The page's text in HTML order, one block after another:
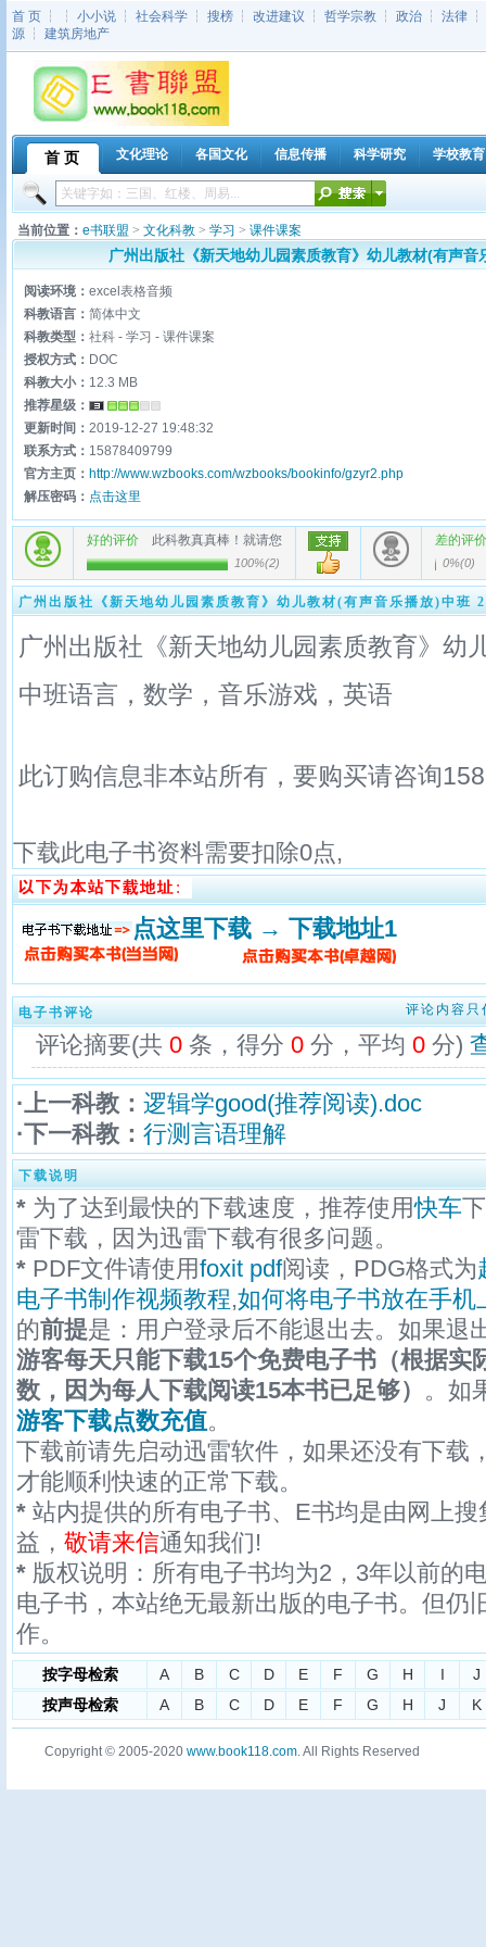
首 页 ┆ ┆ 小小说 ┆ 社会科学 ┆ 搜榜 ┆ 改进建议 ┆ 哲学宗教 ┆ 政治 ┆ 法律 ┆
源 ┆ 建筑房地产
首 页 文化理论 各国文化 信息传播 科学研究 学校教育
当前位置： e书联盟 > 文化科教 > 学习 > 课件课案
广州出版社《新天地幼儿园素质教育》幼儿教材(有声音
阅读环境： excel表格音频
科教语言： 简体中文
科教类型： 社科 - 学习 - 课件课案
授权方式： DOC
科教大小： 12.3 MB
推荐星级：
更新时间： 2019-12-27 19:48:32
联系方式： 15878409799
官方主页： http://www.wzbooks.com/wzbooks/bookinfo/gzyr2.php
解压密码： 点击这里
好的评价 此科教真真棒！就请您
100%(2)
差的评价
0%(0)
广州出版社《新天地幼儿园素质教育》幼儿教材(有声音乐播放)中班
广州出版社《新天地幼儿园素质教育》幼
中班语言，数学，音乐游戏，英语
此订购信息非本站所有，要购买请咨询
下载此电子书资料需要扣除0点,
点这里下载 → 下载地址1
电子书评论 评论内容只
评论摘要(共 0 条，得分 0 分，平均 0 分)
·上一科教： 逻辑学good(推荐阅读).doc
·下一科教： 行测言语理解
下载说明
* 为了达到最快的下载速度，推荐使用快车
雷下载，因为迅雷下载有很多问题。
* PDF文件请使用foxit pdf阅读，PDG格式为
电子书制作视频教程,如何将电子书放在手机
的前提是：用户登录后不能退出去。如果退
游客每天只能下载15个免费电子书（根据实
数，因为每人下载阅读15本书已足够） 。如
游客下载点数充值。
下载前请先启动迅雷软件，如果还没有下载
才能顺利快速的正常下载。
* 站内提供的所有电子书、E书均是由网上
益， 敬请来信通知我们!
* 版权说明：所有电子书均为2，3年以前的
电子书，本站绝无最新出版的电子书。但仍
作。
按字母检索 A B C D E F G H I
J
按声母检索
A B C D E F G H J K
Copyright © 2005-2020 www.book118.com. All Rights Reserved